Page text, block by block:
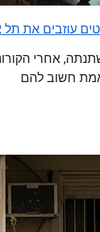
עוזבים את
אחרי
חשוב להם